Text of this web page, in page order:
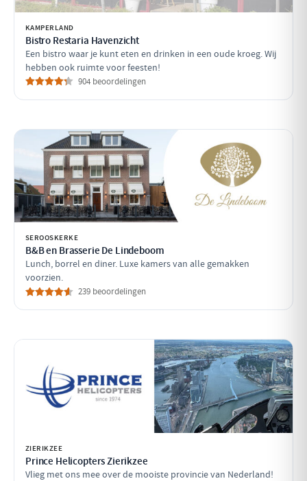
KAMPERLAND
Bistro Restaria Havenzicht
Een bistro waar je kunt eten en drinken in een oude kroeg. Wij
hebben ook ruimte voor feesten!
904 beoordelingen
SEROOSKERKE
B&B en Brasserie De Lindeboom
Lunch, borrel en diner. Luxe kamers van alle gemakken
voorzien.
239 beoordelingen
ZIERIKZEE
Prince Helicopters Zierikzee
Vlieg met ons mee over de mooiste provincie van Nederland!